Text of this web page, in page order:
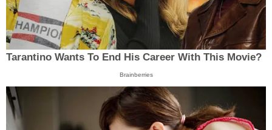
Tarantino Wants To End His Career With This Movie?
Brainberries